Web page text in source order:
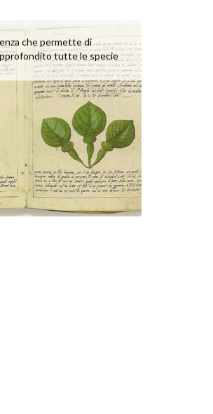
che permette di
tutte le specie